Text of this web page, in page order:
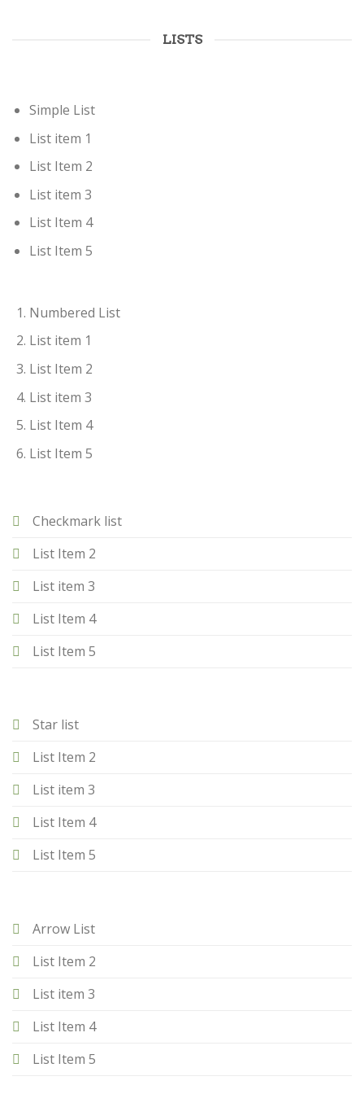
LISTS
Simple List
List item 1
List Item 2
List item 3
List Item 4
List Item 5
Numbered List
List item 1
List Item 2
List item 3
List Item 4
List Item 5
Checkmark list
List Item 2
List item 3
List Item 4
List Item 5
Star list
List Item 2
List item 3
List Item 4
List Item 5
Arrow List
List Item 2
List item 3
List Item 4
List Item 5